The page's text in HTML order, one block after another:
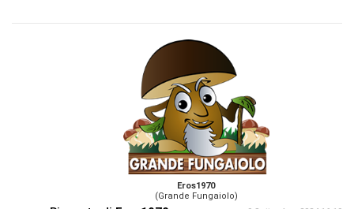
Eros1970
(Grande Fungaiolo)